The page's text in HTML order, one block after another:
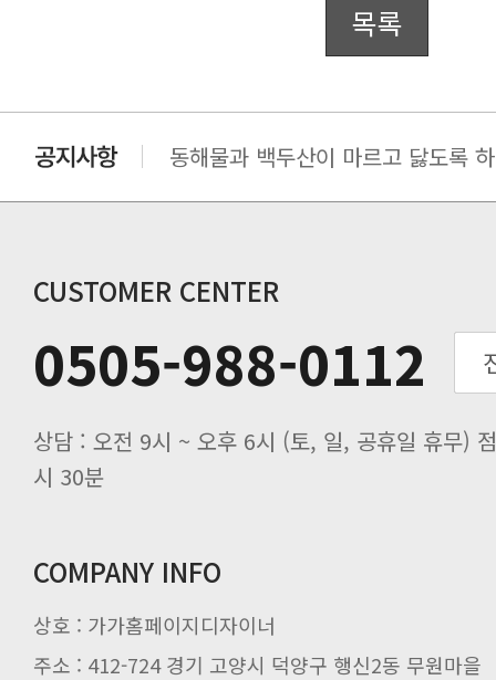
목록
동해물과 백두산이 마르고 닳도록
동해물과 백두산이 마르고 닳도록
CUSTOMER CENTER
0505-988-0112
시 30분
COMPANY INFO
상호 : 가가홈페이지디자이너
주소 : 412-724 경기 고양시 덕양구 행신2동 무원마을